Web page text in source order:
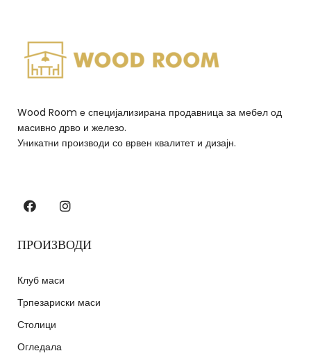
Wood Room е специјализирана продавница за мебел од
масивно дрво и железо.
Уникатни производи со врвен квалитет и дизајн.
ПРОИЗВОДИ
Клуб маси
Трпезариски маси
Столици
Огледала